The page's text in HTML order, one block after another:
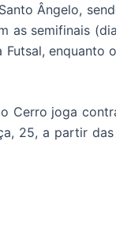
Ângelo,
as semifinais
enquanto
Cerro joga
25, a partir